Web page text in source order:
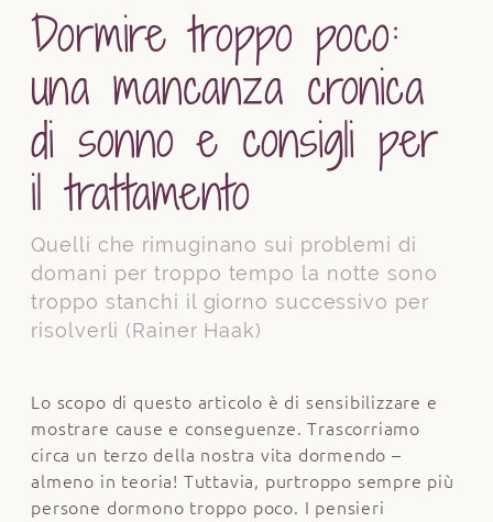
Dormire troppo poco:
una mancanza cronica
di sonno e consigli per
il trattamento
Quelli che rimuginano sui problemi di
domani per troppo tempo la notte sono
troppo stanchi il giorno successivo per
risolverli (Rainer Haak)
Lo scopo di questo articolo è di sensibilizzare e
mostrare cause e conseguenze. Trascorriamo
circa un terzo della nostra vita dormendo –
almeno in teoria! Tuttavia, purtroppo sempre più
persone dormono troppo poco. I pensieri